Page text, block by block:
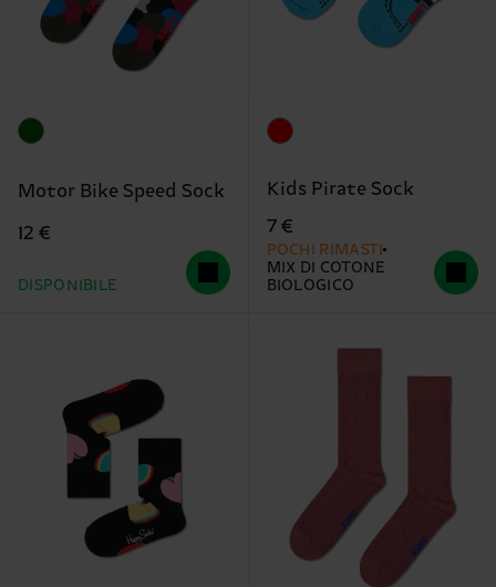
Motor Bike Speed Sock
12 €
DISPONIBILE
Kids Pirate Sock
7 €
POCHI RIMASTI
MIX DI COTONE
BIOLOGICO